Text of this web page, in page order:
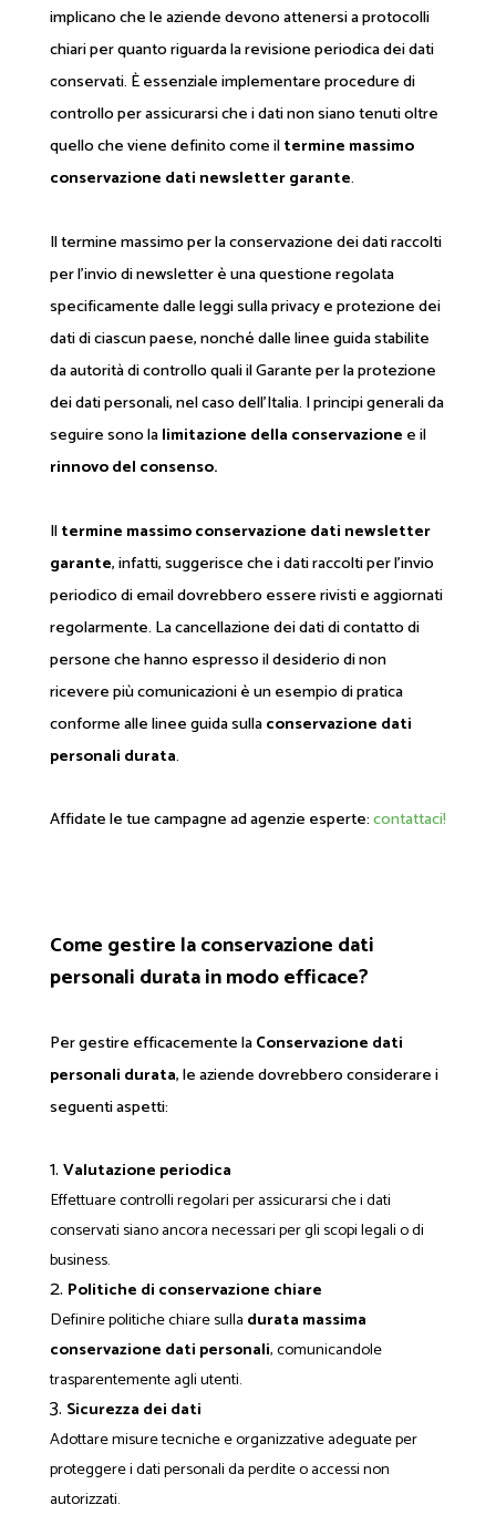
implicano che le aziende devono attenersi a protocolli
chiari per quanto riguarda la revisione periodica dei dati
conservati. È essenziale implementare procedure di
controllo per assicurarsi che i dati non siano tenuti oltre
quello che viene definito come iltermine massimo
conservazione dati newsletter garante.
Il termine massimo per la conservazione dei dati raccolti
per l'invio di newsletter è una questione regolata
specificamente dalle leggi sulla privacy e protezione dei
dati di ciascun paese, nonché dalle linee guida stabilite
da autorità di controllo quali il Garante per la protezione
dei dati personali, nel caso dell'Italia. I principi generali da
seguire sono lalimitazione della conservazione e il
rinnovo del consenso.
Iltermine massimo conservazione dati newsletter
garante, infatti, suggerisce che i dati raccolti per l'invio
periodico di email dovrebbero essere rivisti e aggiornati
regolarmente. La cancellazione dei dati di contatto di
persone che hanno espresso il desiderio di non
ricevere più comunicazioni è un esempio di pratica
conforme alle linee guida sullaconservazione dati
personali durata.
Affidate le tue campagne ad agenzie esperte:contattaci!
Come gestire la conservazione dati
personali durata in modo efficace?
Per gestire efficacemente laConservazione dati
personali durata, le aziende dovrebbero considerare i
seguenti aspetti:
Valutazione periodica
Effettuare controlli regolari per assicurarsi che i dati
conservati siano ancora necessari per gli scopi legali o di
business.
Politiche di conservazione chiare
Definire politiche chiare sulla durata massima
conservazione dati personali, comunicandole
trasparentemente agli utenti.
Sicurezza dei dati
Adottare misure tecniche e organizzative adeguate per
proteggere i dati personali da perdite o accessi non
autorizzati.